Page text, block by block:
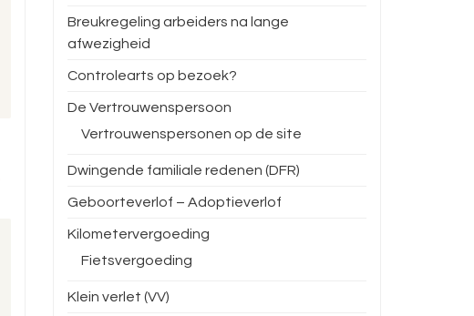
Breukregeling arbeiders na lange
afwezigheid
Controlearts op bezoek?
De Vertrouwenspersoon
Vertrouwenspersonen op de site
Dwingende familiale redenen (DFR)
Geboorteverlof – Adoptieverlof
Kilometervergoeding
Fietsvergoeding
Klein verlet (VV)